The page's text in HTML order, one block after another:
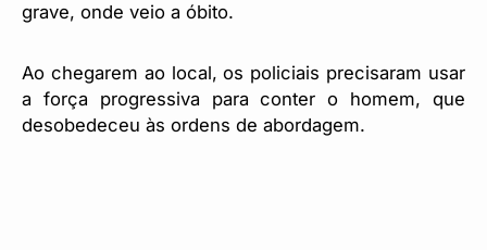
grave, onde veio a óbito.
Ao chegarem ao local, os policiais precisaram usar
a força progressiva para conter o homem, que
desobedeceu às ordens de abordagem.